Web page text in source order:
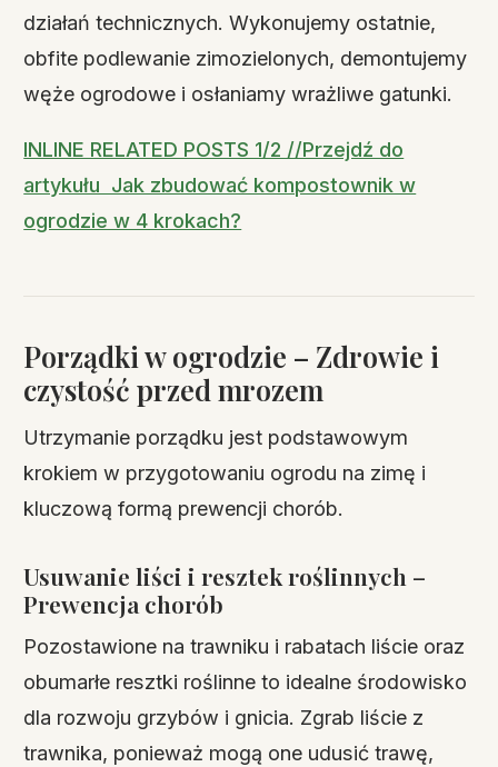
działań technicznych. Wykonujemy ostatnie,
obfite podlewanie zimozielonych, demontujemy
węże ogrodowe i osłaniamy wrażliwe gatunki.
INLINE RELATED POSTS 1/2 //Przejdź do
artykułu Jak zbudować kompostownik w
ogrodzie w 4 krokach?
Porządki w ogrodzie – Zdrowie i
czystość przed mrozem
Utrzymanie porządku jest podstawowym
krokiem w przygotowaniu ogrodu na zimę i
kluczową formą prewencji chorób.
Usuwanie liści i resztek roślinnych –
Prewencja chorób
Pozostawione na trawniku i rabatach liście oraz
obumarłe resztki roślinne to idealne środowisko
dla rozwoju grzybów i gnicia. Zgrab liście z
trawnika, ponieważ mogą one udusić trawę,